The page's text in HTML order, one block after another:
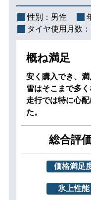
性別： 男性
タイヤ使用月数：
概ね満足
安く購入でき、満
雪はそこまで多く
走行では特に心
た。
総合評
価格満足
氷上性能